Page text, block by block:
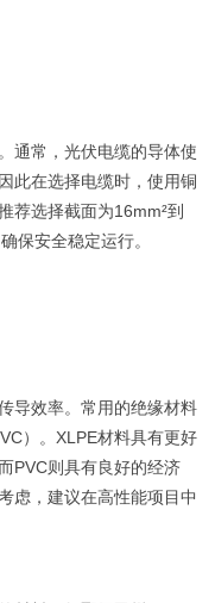
通常，光伏电缆的导体使
此在选择电缆时，使用铜
荐选择截面为16mm²到
保安全稳定运行。
导效率。常用的绝缘材料
）。XLPE材料具有更好
PVC则具有良好的经济
虑，建议在高性能项目中